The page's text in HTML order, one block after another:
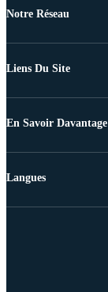
Notre Réseau
Liens Du Site
En Savoir Davantage
Langues